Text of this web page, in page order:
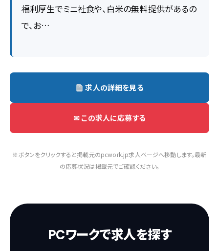
福利厚生でミニ社食や、白米の無料提供があるの
で、お…
求人の詳細を見る
✉ この求人に応募する
※ボタンをクリックすると掲載元のpcwork.jp求人ページへ移動します。最新
の応募状況は掲載元でご確認ください。
PCワークで求人を探す